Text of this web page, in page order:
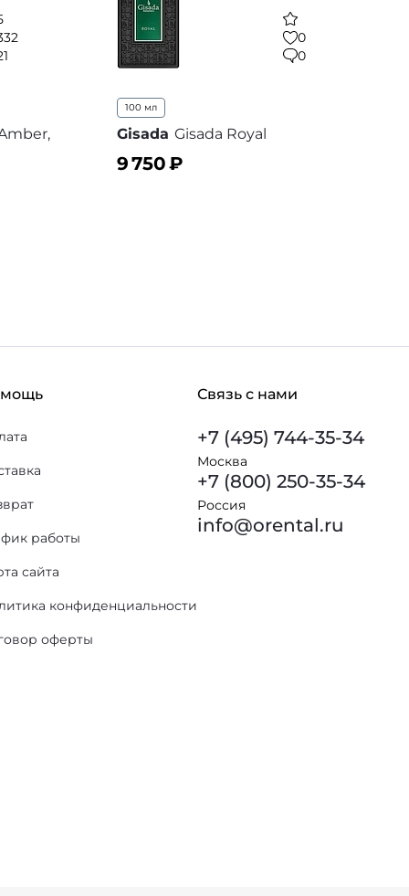
0
0
100 мл
Gisada Gisada Royal
9 750₽
работы
сайта
конфиденциальности
оферты
Связь с нами
+7 (495) 744-35-34
Москва
+7 (800) 250-35-34
Россия
info@orental.ru